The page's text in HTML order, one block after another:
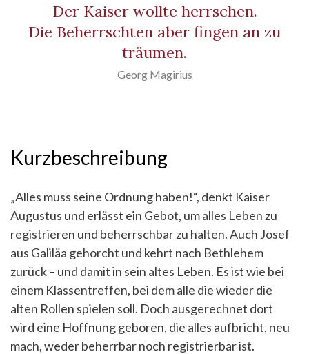
Der Kaiser wollte herrschen.
Die Beherrschten aber fingen an zu
träumen.
Georg Magirius
Kurzbeschreibung
„Alles muss seine Ordnung haben!“, denkt Kaiser
Augustus und erlässt ein Gebot, um alles Leben zu
registrieren und beherrschbar zu halten. Auch Josef
aus Galiläa gehorcht und kehrt nach Bethlehem
zurück – und damit in sein altes Leben. Es ist wie bei
einem Klassentreffen, bei dem alle die wieder die
alten Rollen spielen soll. Doch ausgerechnet dort
wird eine Hoffnung geboren, die alles aufbricht, neu
mach, weder beherrbar noch registrierbar ist.